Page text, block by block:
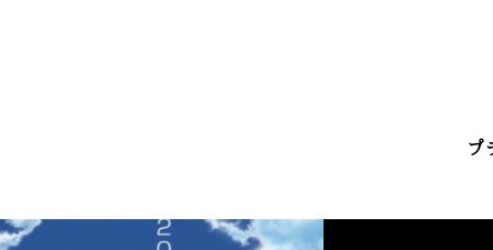
プ